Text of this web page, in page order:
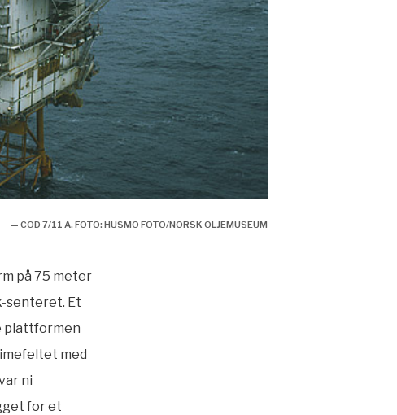
— COD 7/11 A. FOTO: HUSMO FOTO/NORSK OLJEMUSEUM
på 75 meter
senteret. Et
plattformen
med
ni
for et